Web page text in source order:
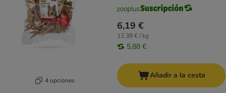
4 opciones
6,19 €
12,38 € / kg
5,88 €
Añadir a la cesta